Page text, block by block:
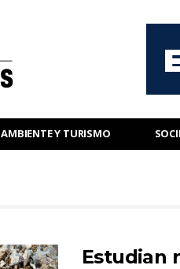
AMBIENTE Y TURISMO
Estudian